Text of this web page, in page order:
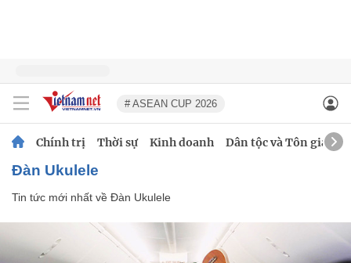
# ASEAN CUP 2026
Chính trị Thời sự Kinh doanh Dân tộc và Tôn giáo
Đàn Ukulele
Tin tức mới nhất về Đàn Ukulele